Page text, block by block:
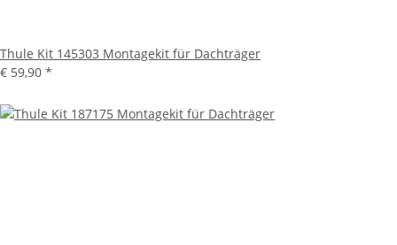
Thule Kit 145303 Montagekit für Dachträger
€ 59,90 *